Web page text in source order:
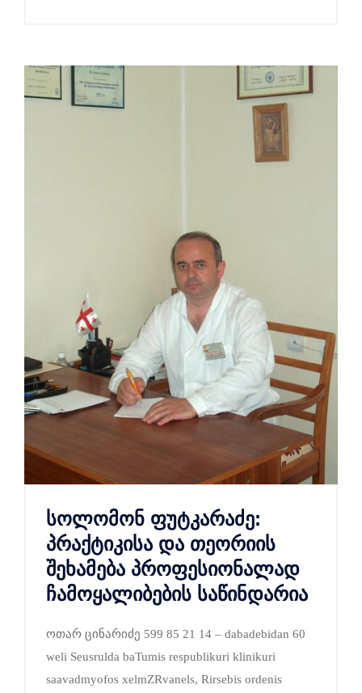
სოლომონ ფუტკარაძე:
პრაქტიკისა და თეორიის
შეხამება პროფესიონალად
ჩამოყალიბების საწინდარია
ოთარ ცინარიძე 599 85 21 14 – dabadebidan 60
weli Seusrulda baTumis respublikuri klinikuri
saavadmyofos xelmZRvanels, Rirsebis ordenis